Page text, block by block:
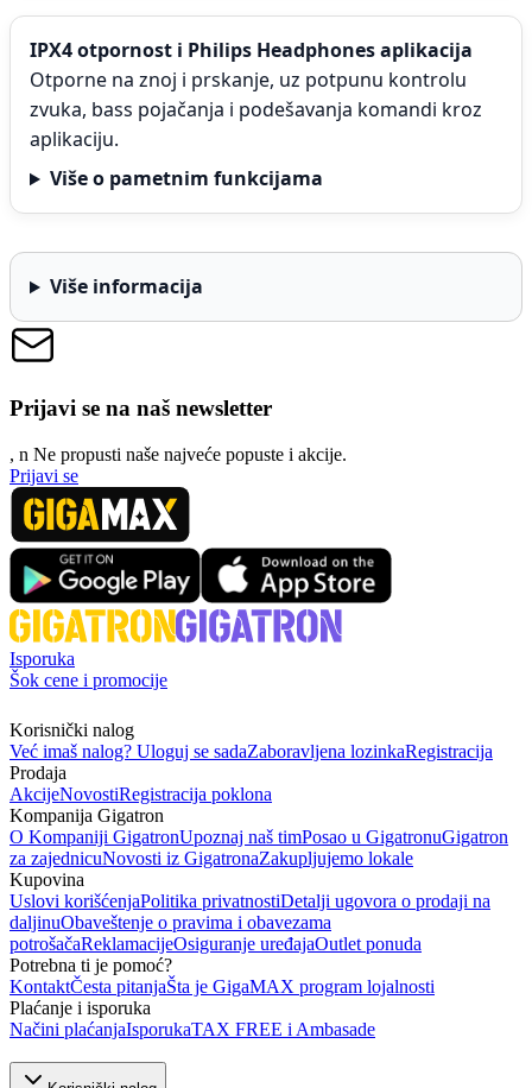
IPX4 otpornost i Philips Headphones aplikacija
Otporne na znoj i prskanje, uz potpunu kontrolu
zvuka, bass pojačanja i podešavanja komandi kroz
aplikaciju.
Više o pametnim funkcijama
Više informacija
Prijavi se na naš newsletter
, n Ne propusti naše najveće popuste i akcije.
Prijavi se
Isporuka
Šok cene i promocije
Korisnički nalog
Već imaš nalog? Uloguj se sadaZaboravljena lozinkaRegistracija
Prodaja
AkcijeNovostiRegistracija poklona
Kompanija Gigatron
O Kompaniji GigatronUpoznaj naš timPosao u GigatronuGigatron
za zajednicuNovosti iz GigatronaZakupljujemo lokale
Kupovina
Uslovi korišćenjaPolitika privatnostiDetalji ugovora o prodaji na
daljinuObaveštenje o pravima i obavezama
potrošačaReklamacijeOsiguranje uređajaOutlet ponuda
Potrebna ti je pomoć?
KontaktČesta pitanjaŠta je GigaMAX program lojalnosti
Plaćanje i isporuka
Načini plaćanjaIsporukaTAX FREE i Ambasade